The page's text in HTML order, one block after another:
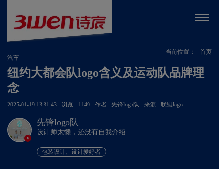
当前位置：
首页
汽车
纽约大都会队logo含义及运动队品牌理
念
2025-01-19 13:31:43 浏览 1149 作者 先锋logo队 来源 联盟logo
v
先锋logo队
设计师太懒，还没有自我介绍……
包装设计、设计爱好者